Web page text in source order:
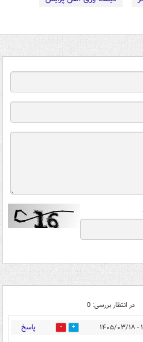
در انتظار بررسی: 0
1 پاسخ